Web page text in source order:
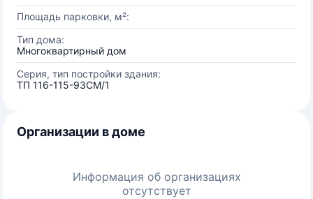
Площадь парковки, м²:
Тип дома:
Многоквартирный дом
Серия, тип постройки здания:
ТП 116-115-93СМ/1
Организации в доме
Информация об организациях
отсутствует